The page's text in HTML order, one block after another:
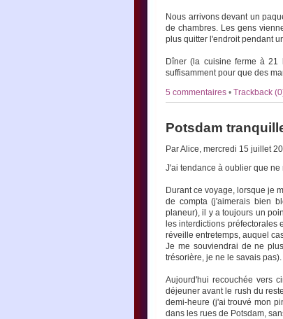
Nous arrivons devant un
de chambres. Les gens
plus quitter l'endroit pendant
Dîner (la cuisine ferme à 21
suffisamment pour que des
5 commentaires • Trackback
Potsdam
Par Alice, mercredi 15 juillet
J'ai tendance à oublier que
Durant ce voyage, lorsque je
de compta (j'aimerais bien
planeur), il y a toujours un
les interdictions préfectorales
réveille entretemps, auquel
Je me souviendrai de ne
trésorière, je ne le savais pas).
Aujourd'hui recouchée vers
déjeuner avant le rush du
demi-heure (j'ai trouvé mon
dans les rues de Potsdam,